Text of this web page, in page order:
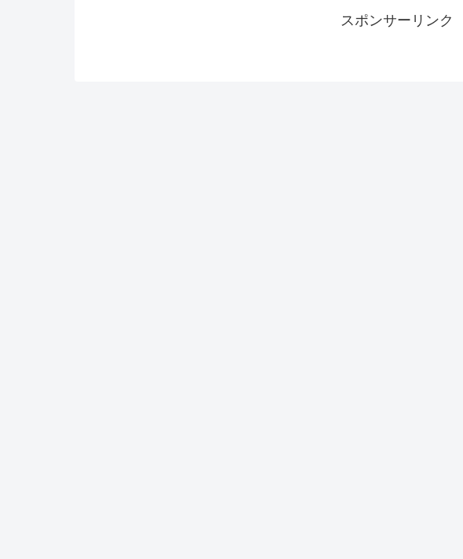
スポンサーリンク